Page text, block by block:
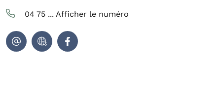
04 75 ... Afficher le numéro